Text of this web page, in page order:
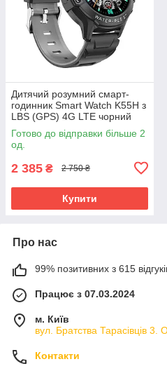
Дитячий розумний смарт-
годинник Smart Watch K55H з
LBS (GPS) 4G LTE чорний
Готово до відправки більше 2
од.
2 385 ₴ 2 750 ₴
Купити
Про нас
99% позитивних з 615
Працює з 07.03.2024
м. Київ
вул. Братства Тарасівців 3.
Контакти